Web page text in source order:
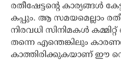
രതീഷേട്ടന്റെ കാര്യങ്ങൾ
കപ്പും. ആ സമയമെല്ലാം
നിരവധി സിനിമകൾ
തന്നെ എന്തെങ്കിലും
കാത്തിരിക്കുകയാണ് ഈ